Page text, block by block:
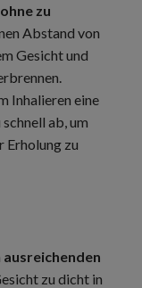
zu
Abstand von
Gesicht und
Inhalieren eine
ab, um
Erholung zu
ausreichenden
zu dicht in